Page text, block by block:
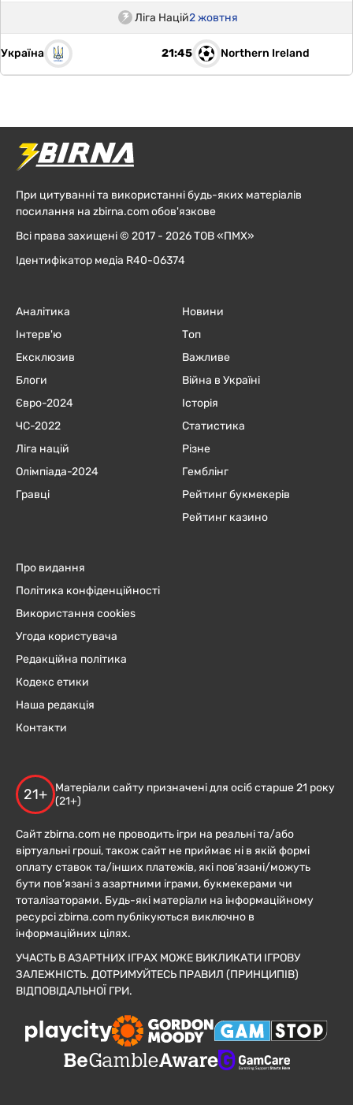
Ліга Націй2 жовтня
Україна 21:45 Northern Ireland
При цитуванні та використанні будь-яких матеріалів
посилання на zbirna.com обов'язкове
Всі права захищені © 2017 - 2026 ТОВ «ПМХ»
Ідентифікатор медіа R40-06374
Аналітика
Інтерв'ю
Ексклюзив
Блоги
Євро-2024
ЧC-2022
Ліга націй
Олімпіада-2024
Гравці
Новини
Топ
Важливе
Війна в Україні
Історія
Статистика
Різне
Гемблінг
Рейтинг букмекерів
Рейтинг казино
Про видання
Політика конфіденційності
Використання cookies
Угода користувача
Редакційна політика
Кодекс етики
Наша редакція
Контакти
21+
Матеріали сайту призначені для осіб старше 21 року
(21+)
Сайт zbirna.com не проводить ігри на реальні та/або
віртуальні гроші, також сайт не приймає ні в якій формі
оплату ставок та/інших платежів, які пов’язані/можуть
бути пов’язані з азартними іграми, букмекерами чи
тоталізаторами. Будь-які матеріали на інформаційному
ресурсі zbirna.com публікуються виключно в
інформаційних цілях.
УЧАСТЬ В АЗАРТНИХ ІГРАХ МОЖЕ ВИКЛИКАТИ ІГРОВУ
ЗАЛЕЖНІСТЬ. ДОТРИМУЙТЕСЬ ПРАВИЛ (ПРИНЦИПІВ)
ВІДПОВІДАЛЬНОЇ ГРИ.